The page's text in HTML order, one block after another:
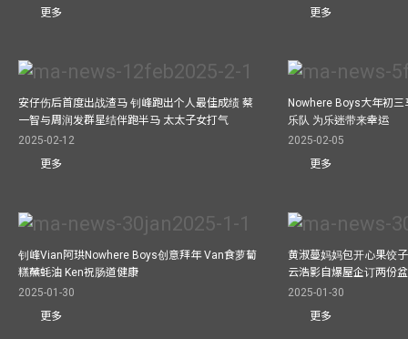
更多
更多
安仔伤后首度出战渣马 钊峰跑出个人最佳成绩 蔡
一智与周润发群星结伴跑半马 太太子女打气
2025-02-12
更多
Nowhere Boys大年初
乐队 为乐迷带来幸运
2025-02-05
更多
钊峰Vian阿珙Nowhere Boys创意拜年 Van食萝蔔
糕蘸蚝油 Ken祝肠道健康
2025-01-30
更多
黄淑蔓妈妈包开心果饺
云浩影自爆屋企订两份
2025-01-30
更多